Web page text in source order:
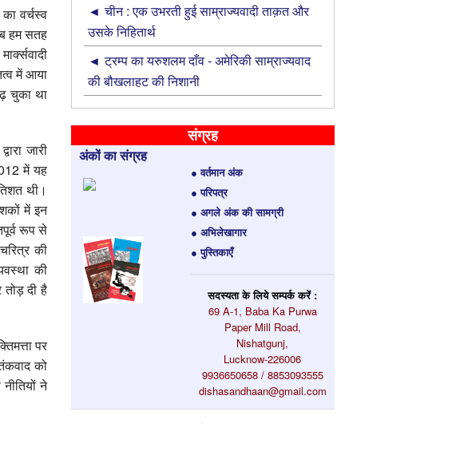
वर्चस्व
हम सतह
में आया
चुका था
जारी
में यह
थी।
में इन
रूप से
की
की
दी है
पर
को
ने
चीन : एक उभरती हुई साम्राज्यवादी ताक़त और
उसके निहितार्थ
ट्रम्प का यरुशलम दाँव - अमेरिकी साम्राज्यवाद
की बौखलाहट की निशानी
संग्रह
अंकों का संग्रह
● वर्तमान अंक
● परिपत्र
● अगले अंक की सामग्री
● अभिलेखागार
● पुस्तिकाएँ
सदस्यता के लिये सम्पर्क करें :
69 A-1, Baba Ka Purwa
Paper Mill Road,
Nishatgunj,
Lucknow-226006
9936650658 / 8853093555
dishasandhaan@gmail.com